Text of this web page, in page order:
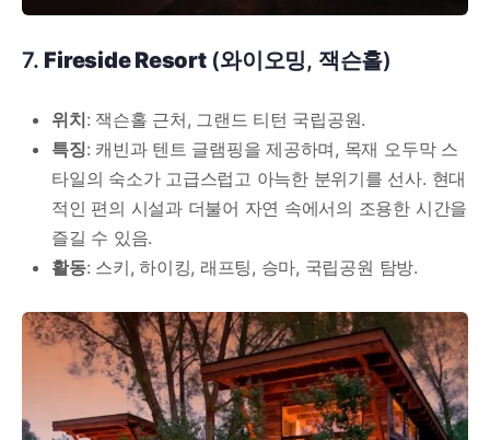
7. Fireside Resort(와이오밍, 잭슨홀)
위치: 잭슨홀 근처, 그랜드 티턴 국립공원.
특징: 캐빈과 텐트 글램핑을 제공하며, 목재 오두막 스
타일의 숙소가 고급스럽고 아늑한 분위기를 선사. 현대
적인 편의 시설과 더불어 자연 속에서의 조용한 시간을
즐길 수 있음.
활동: 스키, 하이킹, 래프팅, 승마, 국립공원 탐방.